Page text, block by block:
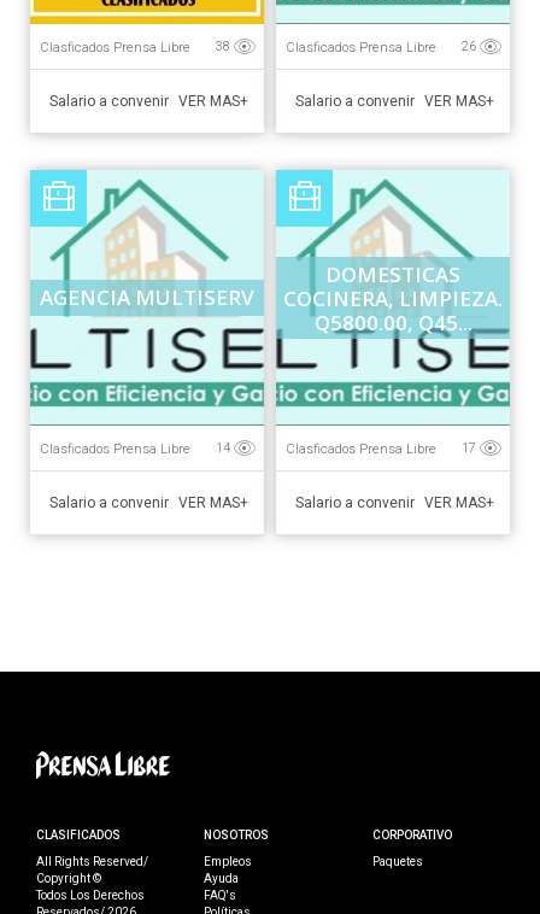
Clasficados Prensa Libre 38
Salario a convenir VER MAS+
Clasficados Prensa Libre 26
Salario a convenir VER MAS+
AGENCIA MULTISERV
Clasficados Prensa Libre 14
Salario a convenir VER MAS+
DOMESTICAS
COCINERA, LIMPIEZA.
Q5800.00, Q45...
Clasficados Prensa Libre 17
Salario a convenir VER MAS+
CLASIFICADOS
All Rights Reserved/
Copyright ©
Todos Los Derechos
NOSOTROS
Empleos
Ayuda
FAQ's
CORPORATIVO
Paquetes